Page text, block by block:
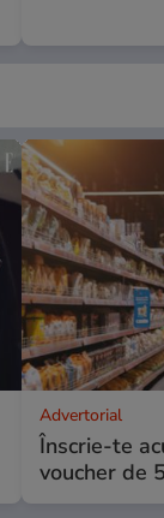
Advertorial
Înscrie-te
voucher de